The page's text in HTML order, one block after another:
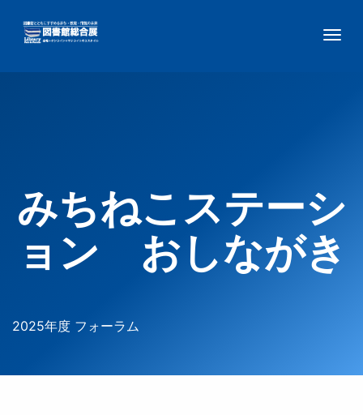
ー
用
メ
みちねこステーシ
ョン おしながき
2025年度 フォーラム